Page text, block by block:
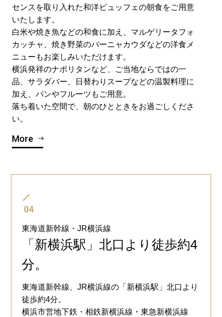
センスを取り入れた和洋ビュッフェの朝食をご用意
いたします。
白米や焼き魚などの和食に加え、マルゲリータフォ
カッチャ、焼き野菜のバーニャカウダなどの洋食メ
ニューもお楽しみいただけます。
横浜発祥のナポリタンなど、ご当地ならではの一
品、サラダバー、日替わりスープなどの温製料理に
加え、パンやフルーツもご用意。
落ち着いた空間で、朝のひとときをお過ごしくださ
い。
More
04
東海道新幹線・JR横浜線
「新横浜駅」北口より徒歩約4
分。
東海道新幹線、JR横浜線の「新横浜駅」北口より
徒歩約4分。
横浜市営地下鉄・相鉄新横浜線・東急新横浜線